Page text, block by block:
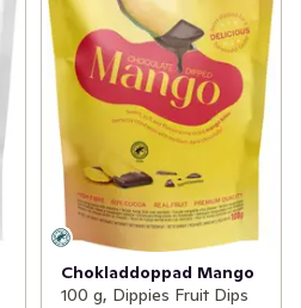
Chokladdoppad Mango
100 g, Dippies Fruit Dips